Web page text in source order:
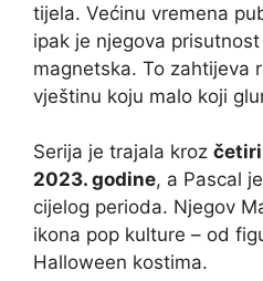
tijela. Većinu vremena
ipak je njegova
magnetska. To zahtijeva
vještinu koju malo koji
Serija je trajala kroz četiri
2023. godine, a Pascal
cijelog perioda. Njegov
ikona pop kulture – od
Halloween kostima.